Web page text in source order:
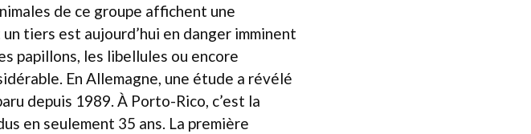
de ce groupe affichent une
tiers est aujourd’hui en danger imminent
papillons, les libellules ou encore
En Allemagne, une étude a révélé
depuis 1989. À Porto-Rico, c’est la
en seulement 35 ans. La première